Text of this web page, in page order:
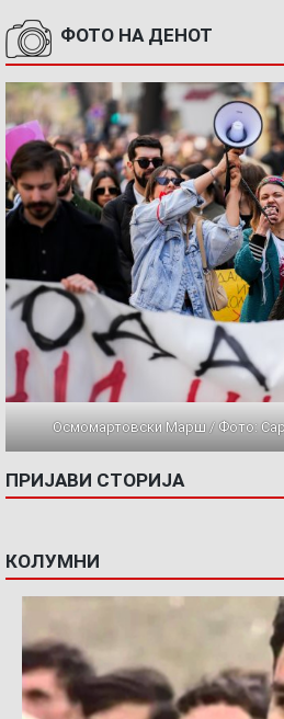
ФОТО НА ДЕНОТ
Осмомартовски Марш / Фото:
ПРИЈАВИ СТОРИЈА
КОЛУМНИ